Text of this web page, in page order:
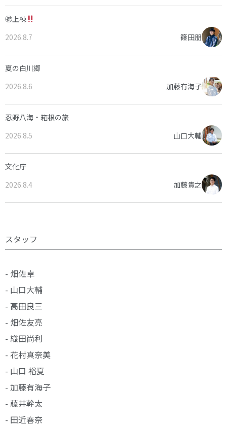
㊗上棟
2026.8.7
篠田朋
夏の白川郷
2026.8.6
加藤有海子
忍野八海・箱根の旅
2026.8.5
山口大輔
文化庁
2026.8.4
加藤貴之
スタッフ
- 畑佐卓
- 山口大輔
- 高田良三
- 畑佐友亮
- 織田尚利
- 花村真奈美
- 山口 裕夏
- 加藤有海子
- 藤井幹太
- 田近春奈